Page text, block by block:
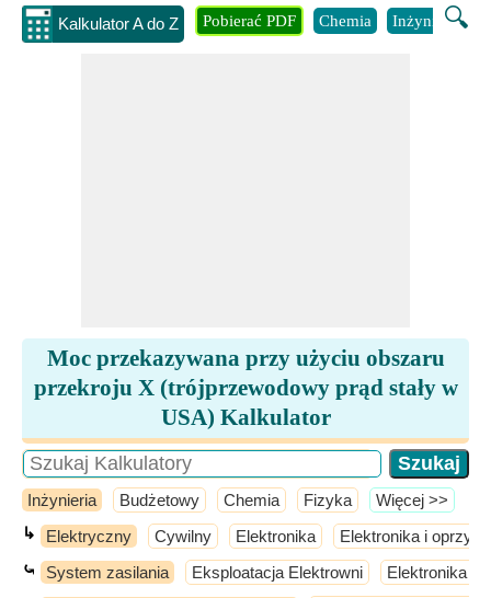
Kalkulator A do Z 🔍
Pobierać PDF Chemia Inżynieria
Moc przekazywana przy użyciu obszaru
przekroju X (trójprzewodowy prąd stały w
USA) Kalkulator
Inżynieria Budżetowy Chemia Fizyka ​Więcej >>
↳ Elektryczny Cywilny Elektronika Elektronika i
⤿ System zasilania Eksploatacja Elektrowni Elektronika